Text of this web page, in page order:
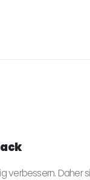
verbessern. Daher